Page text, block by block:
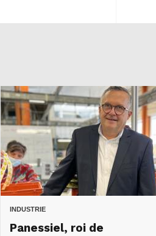
INDUSTRIE
Panessiel, roi de